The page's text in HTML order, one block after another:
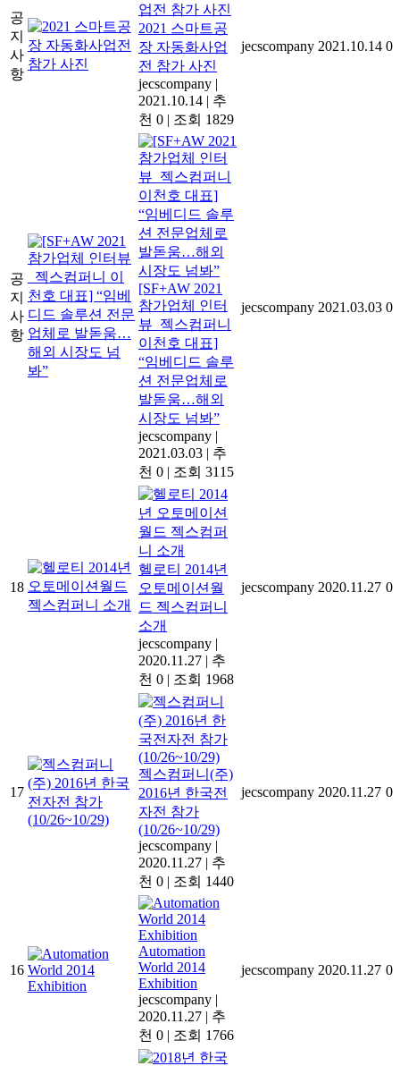
공
지
사
항
2021 스마트공
장 자동화사업
전 참가 사진
jecscompany |
2021.10.14 | 추
천 0 | 조회 1829
jecscompany 2021.10.14 0
공
지
사
항
[SF+AW 2021
참가업체 인터
뷰_젝스컴퍼니
이천호 대표]
“임베디드 솔루
션 전문업체로
발돋움…해외
시장도 넘봐”
jecscompany |
2021.03.03 | 추
천 0 | 조회 3115
jecscompany 2021.03.03 0
18
헬로티 2014년
오토메이션월
드 젝스컴퍼니
소개
jecscompany |
2020.11.27 | 추
천 0 | 조회 1968
jecscompany 2020.11.27 0
17
젝스컴퍼니(주)
2016년 한국전
자전 참가
(10/26~10/29)
jecscompany |
2020.11.27 | 추
천 0 | 조회 1440
jecscompany 2020.11.27 0
16
Automation
World 2014
Exhibition
jecscompany |
2020.11.27 | 추
천 0 | 조회 1766
jecscompany 2020.11.27 0